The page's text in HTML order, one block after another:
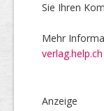
Sie Ihren
Mehr
verlag.help.ch
Anzeige